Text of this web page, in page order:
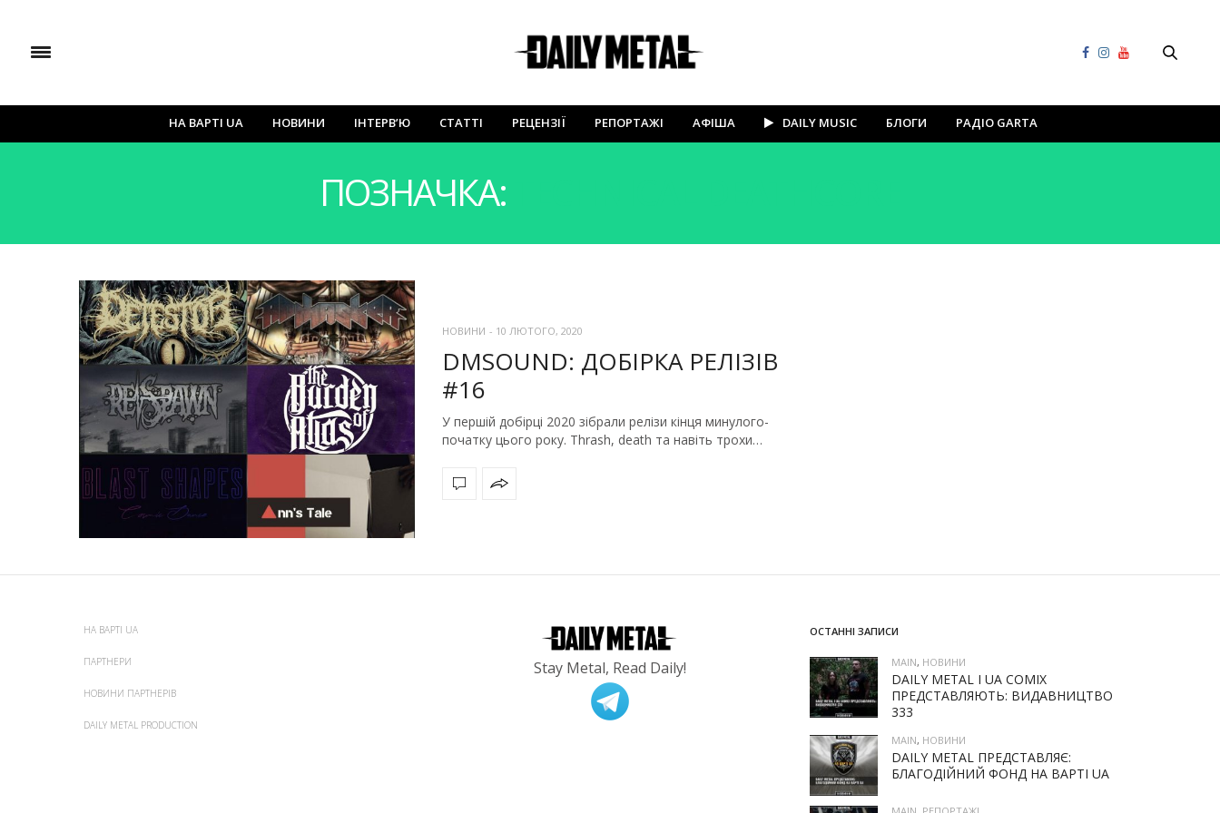
НА ВАРТІ UA НОВИНИ ІНТЕРВ’Ю СТАТТІ РЕЦЕНЗІЇ РЕПОРТАЖІ АФІША DAILY MUSIC БЛОГИ РАДІО GARTA
ПОЗНАЧКА:
НОВИНИ - 10 ЛЮТОГО, 2020
DMSOUND: ДОБІРКА РЕЛІЗІВ
#16
У першій добірці 2020 зібрали релізи кінця минулого-
початку цього року. Thrash, death та навіть трохи…
НА ВАРТІ UA
ПАРТНЕРИ
НОВИНИ ПАРТНЕРІВ
DAILY METAL PRODUCTION
Stay Metal, Read Daily!
ОСТАННІ ЗАПИСИ
MAIN, НОВИНИ
DAILY METAL І UA COMIX
ПРЕДСТАВЛЯЮТЬ: ВИДАВНИЦТВО
333
MAIN, НОВИНИ
DAILY METAL ПРЕДСТАВЛЯЄ:
БЛАГОДІЙНИЙ ФОНД НА ВАРТІ UA